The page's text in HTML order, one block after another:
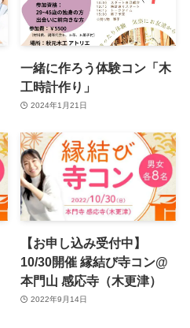
一緒に作ろう体験コン「木
工時計作り」
2024年1月21日
【お申し込み受付中】
10/30開催 縁結び寺コン@
本門山 感応寺（木更津）
2022年9月14日